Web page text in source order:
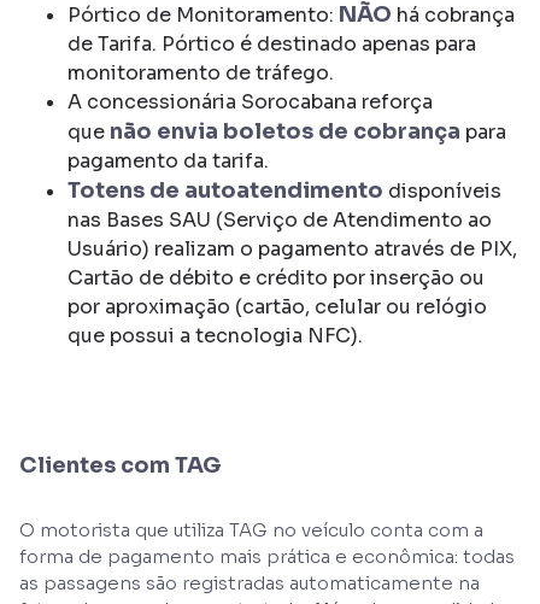
Pórtico de Monitoramento: NÃO há cobrança
de Tarifa. Pórtico é destinado apenas para
monitoramento de tráfego.
A concessionária Sorocabana reforça
que não envia boletos de cobrança para
pagamento da tarifa.
Totens de autoatendimento disponíveis
nas Bases SAU (Serviço de Atendimento ao
Usuário) realizam o pagamento através de PIX,
Cartão de débito e crédito por inserção ou
por aproximação (cartão, celular ou relógio
que possui a tecnologia NFC).
Clientes com TAG
O motorista que utiliza TAG no veículo conta com a
forma de pagamento mais prática e econômica: todas
as passagens são registradas automaticamente na